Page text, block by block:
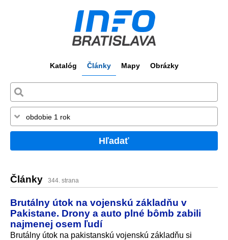
Katalóg Články Mapy Obrázky
Hľadať
Články 344. strana
Brutálny útok na vojenskú základňu v
Pakistane. Drony a auto plné bômb zabili
najmenej osem ľudí
Brutálny útok na pakistanskú vojenskú základňu si